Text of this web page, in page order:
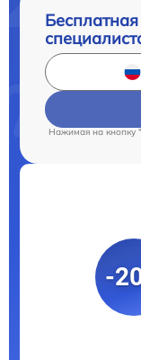
Нажимая на кнопку
-